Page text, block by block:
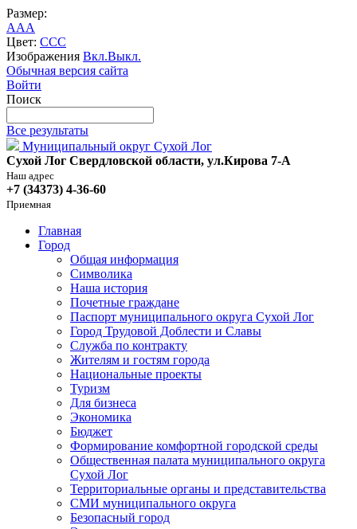
Размер:
AAA
Цвет: CCC
Изображения Вкл.Выкл.
Обычная версия сайта
Войти
Поиск
Все результаты
Муниципальный округ Сухой Лог
Сухой Лог Свердловской области, ул.Кирова 7-А
Наш адрес
+7 (34373) 4-36-60
Приемная
Главная
Город
Общая информация
Символика
Наша история
Почетные граждане
Паспорт муниципального округа Сухой Лог
Город Трудовой Доблести и Славы
Служба по контракту
Жителям и гостям города
Национальные проекты
Туризм
Для бизнеса
Экономика
Бюджет
Формирование комфортной городской среды
Общественная палата муниципального округа
Сухой Лог
Территориальные органы и представительства
СМИ муниципального округа
Безопасный город